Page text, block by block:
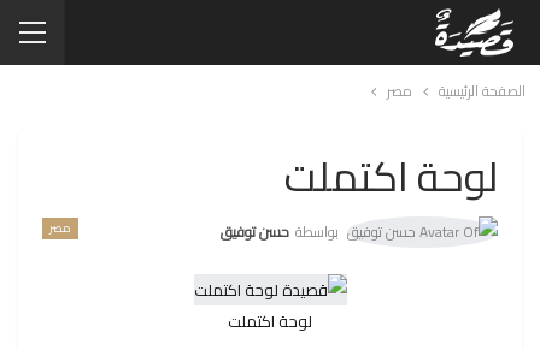
الصفحة الرئيسية مصر
لوحة اكتملت
مصر بواسطة حسن توفيق
لوحة اكتملت